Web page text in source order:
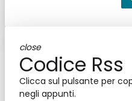
close
Codice Rss
Clicca sul pulsante per
negli appunti.